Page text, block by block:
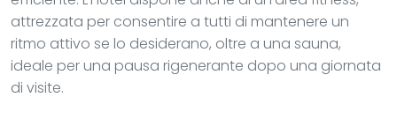
attrezzata per consentire a tutti di mantenere un
ritmo attivo se lo desiderano, oltre a una sauna,
ideale per una pausa rigenerante dopo una giornata
di visite.